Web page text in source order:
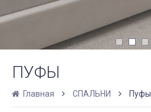
ПУФЫ
Главная СПАЛЬНИ Пуфы